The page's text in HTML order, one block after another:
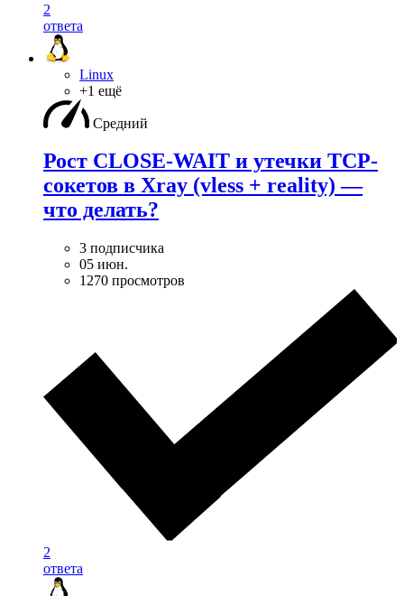
2
ответа
Linux
+1 ещё
Средний
Рост CLOSE-WAIT и утечки TCP-
сокетов в Xray (vless + reality) —
что делать?
3 подписчика
05 июн.
1270 просмотров
2
ответа